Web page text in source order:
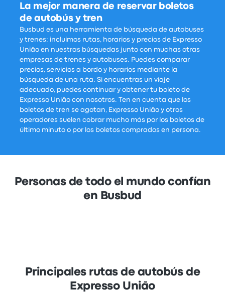
La mejor manera de reservar boletos
de autobús y tren
Busbud es una herramienta de búsqueda de autobuses
y trenes: incluimos rutas, horarios y precios de Expresso
União en nuestras búsquedas junto con muchas otras
empresas de trenes y autobuses. Puedes comparar
precios, servicios a bordo y horarios mediante la
búsqueda de una ruta. Si encuentras un viaje
adecuado, puedes continuar y obtener tu boleto de
Expresso União con nosotros. Ten en cuenta que los
boletos de tren se agotan, Expresso União y otros
operadores suelen cobrar mucho más por los boletos de
último minuto o por los boletos comprados en persona.
Personas de todo el mundo confían
en Busbud
Principales rutas de autobús de
Expresso União